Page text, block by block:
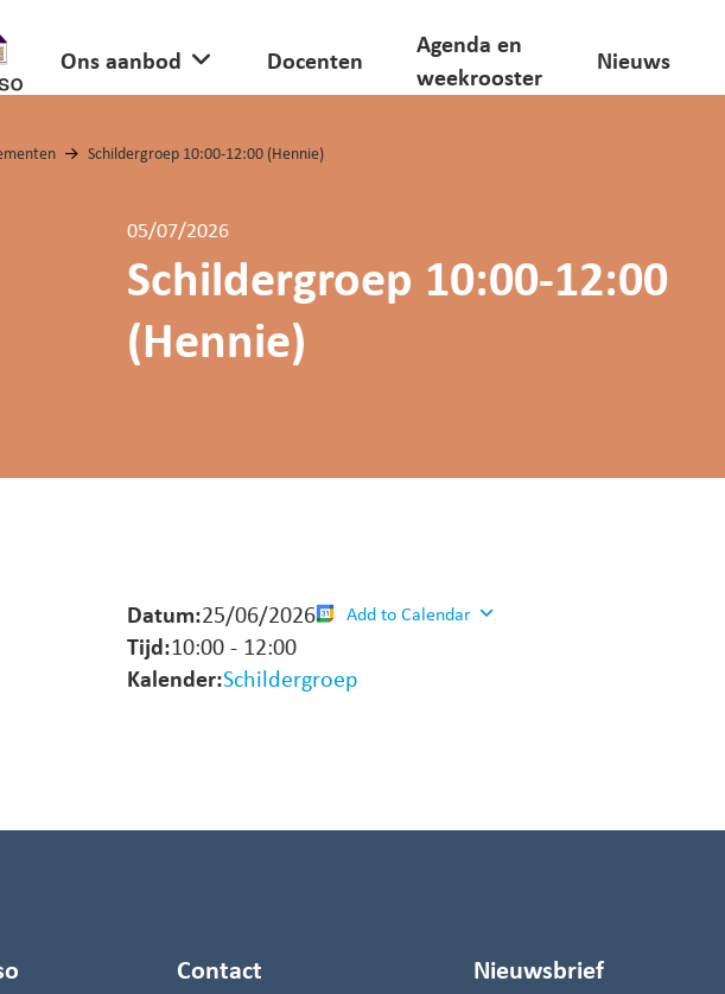
Ons aanbod Docenten
Agenda en
weekrooster
Nieuws
Schildergroep 10:00-12:00 (Hennie)
05/07/2026
Schildergroep 10:00-12:00
(Hennie)
Datum:25/06/2026 Add to Calendar
Tijd:10:00- 12:00
Kalender:Schildergroep
Contact Nieuwsbrief